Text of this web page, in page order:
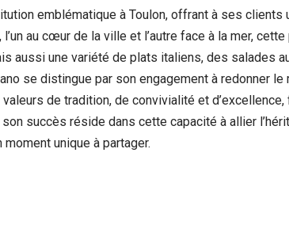
emblématique à Toulon, offrant à ses
au cœur de la ville et l’autre face à la mer,
aussi une variété de plats italiens, des salades
se distingue par son engagement à redonner
de tradition, de convivialité et
succès réside dans cette capacité à allier
unique à partager.